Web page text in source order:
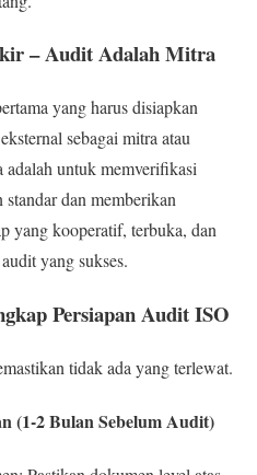
– Audit Adalah Mitra
yang harus disiapkan
sebagai mitra atau
adalah untuk memverifikasi
dan memberikan
yang kooperatif, terbuka, dan
yang sukses.
Persiapan Audit ISO
tidak ada yang terlewat.
(1-2 Bulan Sebelum Audit)